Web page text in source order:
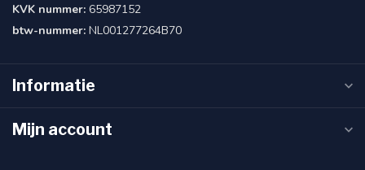
KVK nummer: 65987152
btw-nummer: NL001277264B70
Informatie
Mijn account